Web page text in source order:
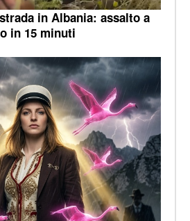
in Albania: assalto a
in 15 minuti